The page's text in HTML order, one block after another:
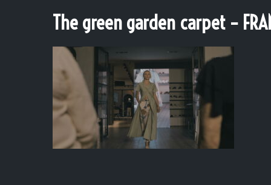
The green garden carpet –